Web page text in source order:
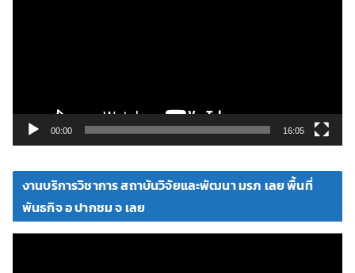
ดี
โ
00:00 16:05
งานบริการวิชาการ สถาบันวิจัยและพัฒนา มรภ เลย พื้นที่
พันธกิจ อ ปากชม จ เลย